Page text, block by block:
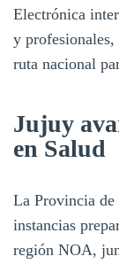
Electrónica
y
ruta nacional
Jujuy
en Salud
La Provincia de
instancias
región NOA,